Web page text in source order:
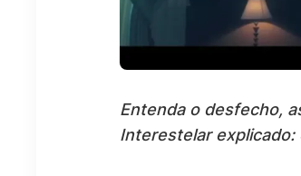
Entenda o desfecho,
Interestelar explicado: